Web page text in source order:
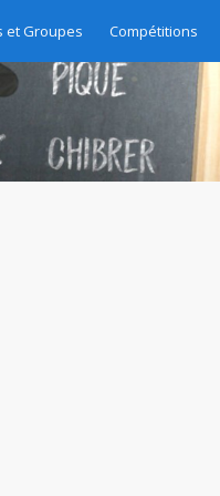
et Groupes Compétitions